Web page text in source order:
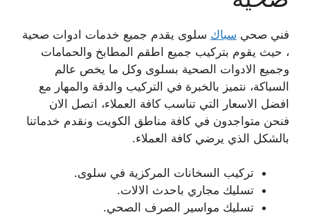
فني صحي سباك سلوى يقدم جميع خدمات ادوات صحية
، حيث يقوم بتركيب جميع اطقم المطابخ والحمامات
وجميع الادوات الصحية بسلوى وكل ما يخص عالم
السباكة، نتميز بالخبرة في التركيب والدقة والمهار مع
افضل الاسعار التي تناسب كافة العملاء، اتصل الان
فنحن متواجدون في كافة مناطق الكويت ونقدم خدماتنا
بالشكل الذي يرضي كافة العملاء.
تركيب السخانات المركزية في سلوى.
تسليك مجاري باحدث الالات.
تسليك مواسير الصرف الصحي.